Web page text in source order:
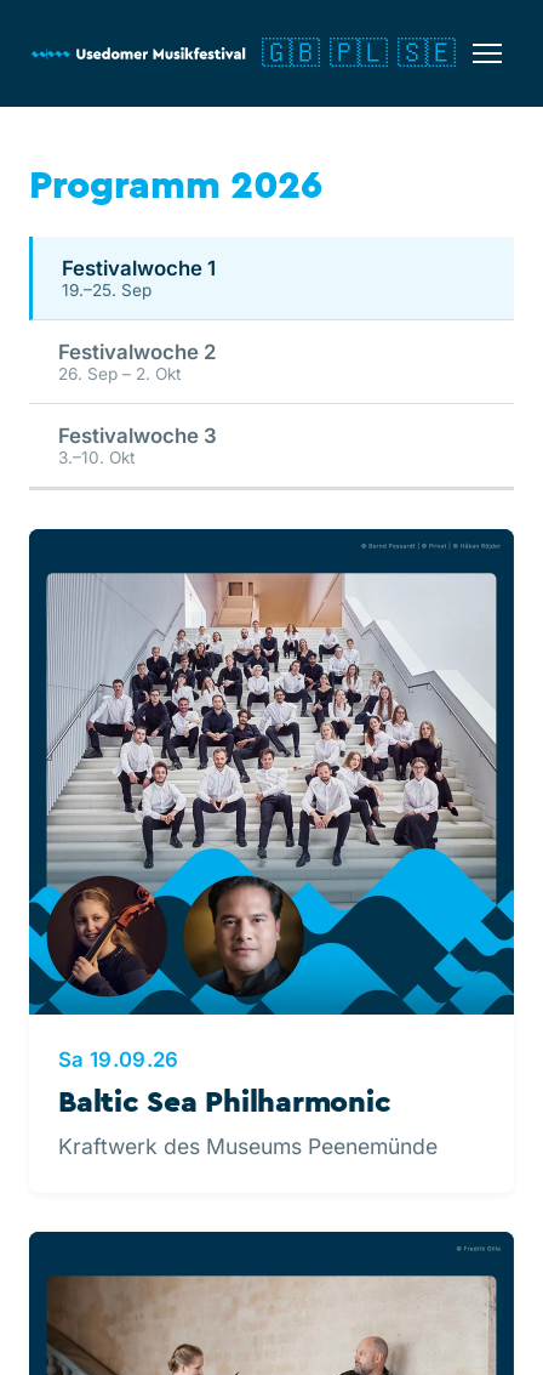
🇬🇧 🇵🇱 🇸🇪
Programm 2026
Festivalwoche 1
19.–25. Sep
Festivalwoche 2
26. Sep – 2. Okt
Festivalwoche 3
3.–10. Okt
Sa 19.09.26
Baltic Sea Philharmonic
Kraftwerk des Museums Peenemünde